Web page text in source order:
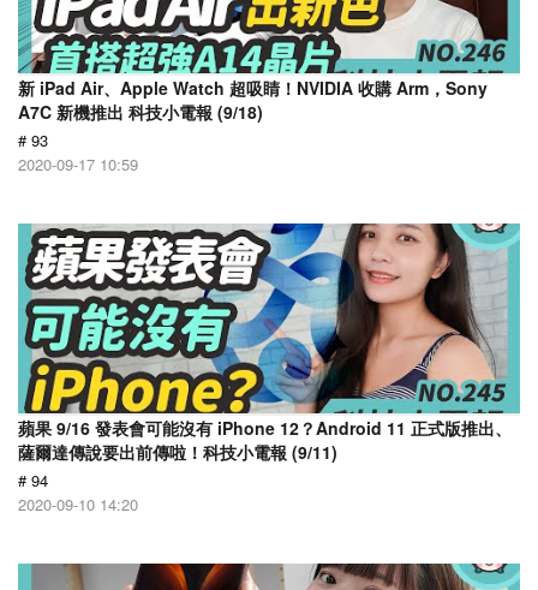
新 iPad Air、Apple Watch 超吸睛！NVIDIA 收購 Arm，Sony
A7C 新機推出 科技小電報 (9/18)
# 93
2020-09-17 10:59
蘋果 9/16 發表會可能沒有 iPhone 12？Android 11 正式版推出、
薩爾達傳說要出前傳啦！科技小電報 (9/11)
# 94
2020-09-10 14:20